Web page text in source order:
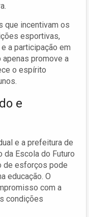
que incentivam os
esportivas,
a participação em
promove a
o espírito
e
e a prefeitura de
da Escola do Futuro
de esforços pode
educação. O
com a
condições